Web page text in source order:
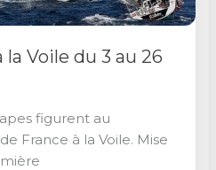
la Voile du 3 au 26
figurent au
France à la Voile. Mise